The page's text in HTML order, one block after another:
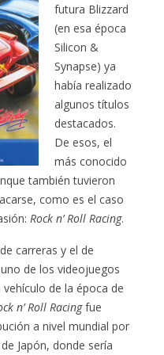
futura Blizzard
(en esa época
Silicon &
Synapse) ya
había realizado
algunos títulos
destacados.
De esos, el
más conocido
también tuvieron
como es el caso
Rock n’ Roll Racing.
carreras y el de
de los videojuegos
de la época de
n’ Roll Racingfue
a nivel mundial por
Japón, donde sería